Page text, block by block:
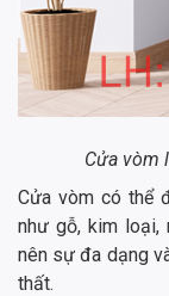
Cửa vòm
Cửa vòm có thể
như gỗ, kim loại,
nên sự đa dạng
thất.